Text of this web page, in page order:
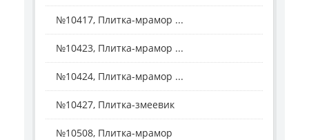
№10417, Плитка-мрамор ...
№10423, Плитка-мрамор ...
№10424, Плитка-мрамор ...
№10427, Плитка-змеевик
№10508, Плитка-мрамор